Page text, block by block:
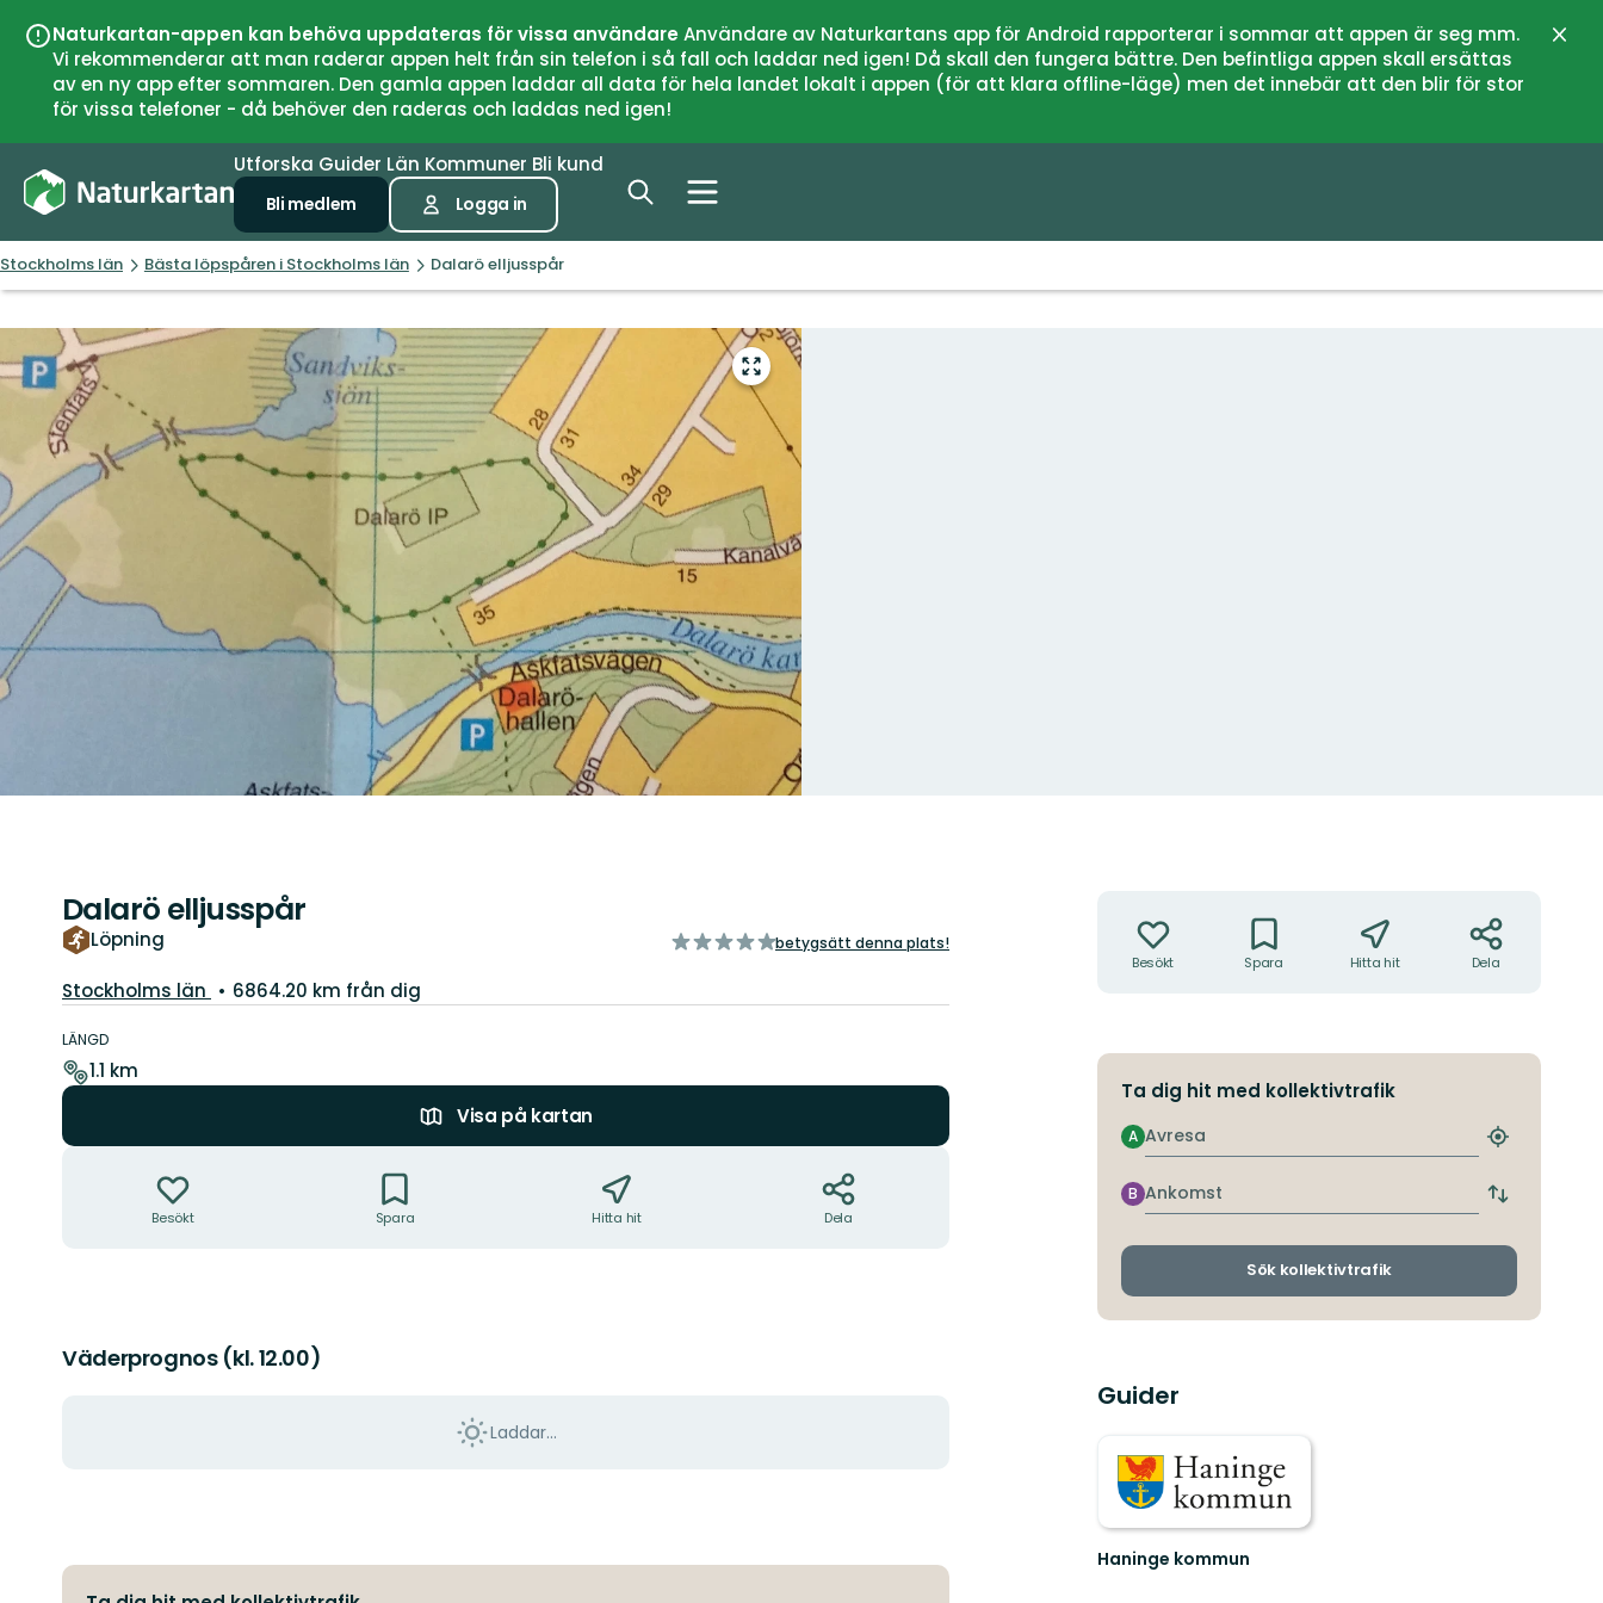
Naturkartan-appen kan behöva uppdateras för vissa användareAnvändare av Naturkartans app för Android rapporterar i sommar att appen är seg mm.
Vi rekommenderar att man raderar appen helt från sin telefon i så fall och laddar ned igen! Då skall den fungera bättre. Den befintliga appen skall ersättas
av en ny app efter sommaren. Den gamla appen laddar all data för hela landet lokalt i appen (för att klara offline-läge) men det innebär att den blir för stor
för vissa telefoner - då behöver den raderas och laddas ned igen!
Utforska Guider Län Kommuner Bli kund
Bli medlem Logga in
Stockholms län Bästa löpspåren i Stockholms län Dalarö elljusspår
Gå
till
helskärmsläge
Dalarö elljusspår
Löpning
av
betygsätt denna plats!
Län:
Stockholms län 6864.20 km från dig
om
leden
LÄNGD
1.1 km
Visa på kartan
Besökt Spara Hitta hit Dela
Väderprognos (kl. 12.00)
Laddar...
Besökt Spara Hitta hit Dela
Ta dig hit med kollektivtrafik
Avresa
A
Hitta
hållplats
Ankomst
B
Byt
och
Sök kollektivtrafik
Guider
Haninge kommun